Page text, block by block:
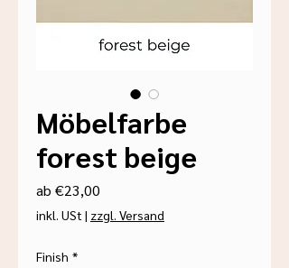
Möbelfarbe
forest beige
ab €23,00
Preis
inkl. USt | zzgl. Versand
Finish *